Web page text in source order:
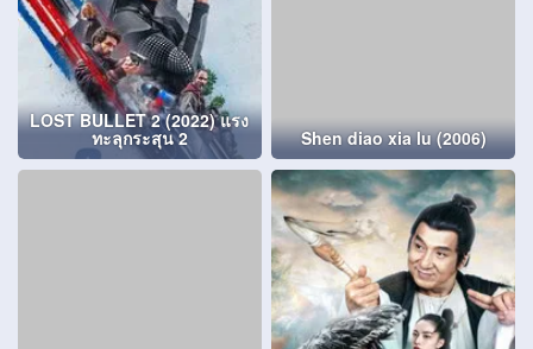
LOST BULLET 2 (2022) แรง
ทะลุกระสุน 2 Shen diao xia lu (2006)